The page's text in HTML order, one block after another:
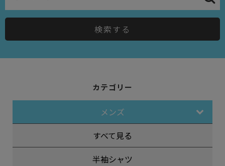
検索する
カテゴリー
メンズ
すべて見る
半袖シャツ